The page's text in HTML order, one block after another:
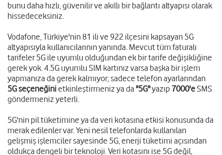
bunu daha hızlı, güvenilir ve akıllı bir bağlantı altyapısı olarak
hissedeceksiniz.
Vodafone, Türkiye'nin 81 ili ve 922 ilçesini kapsayan 5G
altyapısıyla kullanıcılarının yanında. Mevcut tüm faturalı
tarifeler 5G ile uyumlu olduğundan ek bir tarife değişikliğine
gerek yok. 4.5G uyumlu SIM kartınız varsa başka bir işlem
yapmanıza da gerek kalmıyor; sadece telefon ayarlarından
5G seçeneğinietkinleştirmeniz ya da "5G"yazıp 7000'e SMS
göndermeniz yeterli.
5G'nin pil tüketimine ya da veri kotasına etkisi konusunda da
merak edilenler var. Yeni nesil telefonlarda kullanılan
gelişmiş işlemciler sayesinde 5G, enerji tüketimi açısından
oldukça dengeli bir teknoloji. Veri kotasını ise 5G değil,